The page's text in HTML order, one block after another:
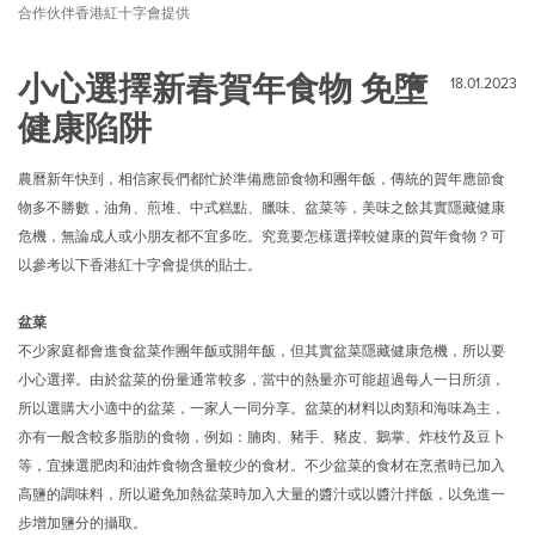
合作伙伴香港紅十字會提供
小心選擇新春賀年食物 免墮
健康陷阱
18.01.2023
農曆新年快到，相信家長們都忙於準備應節食物和團年飯，傳統的賀年應節食
物多不勝數，油角、煎堆、中式糕點、臘味、盆菜等，美味之餘其實隱藏健康
危機，無論成人或小朋友都不宜多吃。究竟要怎樣選擇較健康的賀年食物？可
以參考以下香港紅十字會提供的貼士。
盆菜
不少家庭都會進食盆菜作團年飯或開年飯，但其實盆菜隱藏健康危機，所以要
小心選擇。由於盆菜的份量通常較多，當中的熱量亦可能超過每人一日所須，
所以選購大小適中的盆菜，一家人一同分享。盆菜的材料以肉類和海味為主，
亦有一般含較多脂肪的食物，例如：腩肉、豬手、豬皮、鵝掌、炸枝竹及豆卜
等，宜揀選肥肉和油炸食物含量較少的食材。不少盆菜的食材在烹煮時已加入
高鹽的調味料，所以避免加熱盆菜時加入大量的醬汁或以醬汁拌飯，以免進一
步增加鹽分的攝取。